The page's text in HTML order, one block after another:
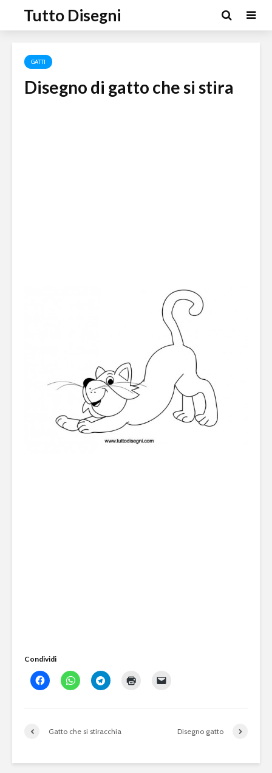
Tutto Disegni
GATTI
Disegno di gatto che si stira
Condividi
Gatto che si stiracchia Disegno gatto